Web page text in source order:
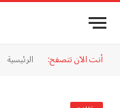
أنت الآن تتصفح: الرئيسية